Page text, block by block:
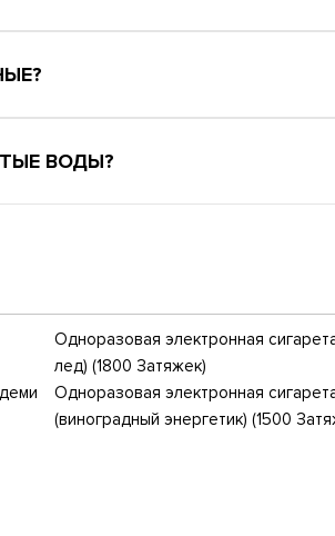
ВОДЫ?
Одноразовая электронная
лед) (1800 Затяжек)
Одноразовая электронная
(виноградный энергетик) (1500